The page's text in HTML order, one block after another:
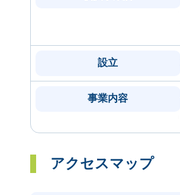
設立
事業内容
アクセスマップ